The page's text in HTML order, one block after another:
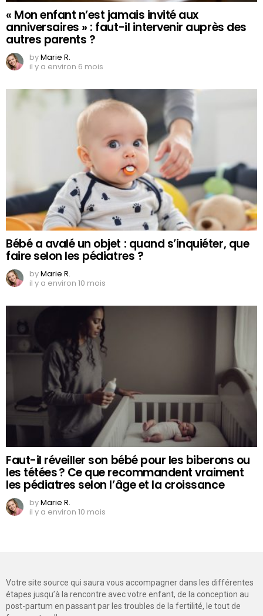
« Mon enfant n’est jamais invité aux
anniversaires » : faut-il intervenir auprès des
autres parents ?
byMarie R.
il y a environ 6 mois
Bébé a avalé un objet : quand s’inquiéter, que
faire selon les pédiatres ?
byMarie R.
il y a environ 10 mois
Faut-il réveiller son bébé pour les biberons ou
les tétées ? Ce que recommandent vraiment
les pédiatres selon l’âge et la croissance
byMarie R.
il y a environ 10 mois
Votre site source qui saura vous accompagner dans les différentes
étapes jusqu’à la rencontre avec votre enfant, de la conception au
post-partum en passant par les troubles de la fertilité, le tout de